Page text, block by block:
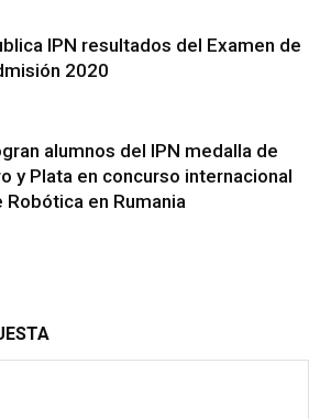
IPN resultados del Examen de
2020
alumnos del IPN medalla de
y Plata en concurso internacional
Robótica en Rumania